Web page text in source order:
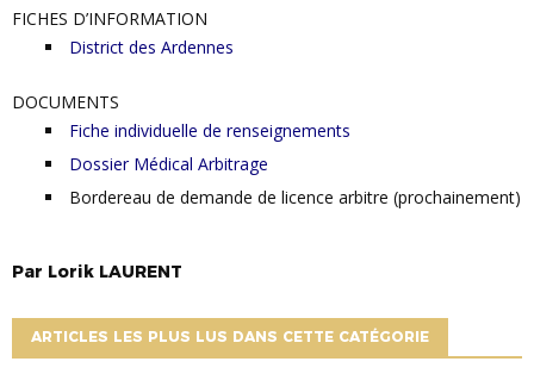
FICHES D’INFORMATION
District des Ardennes
DOCUMENTS
Fiche individuelle de renseignements
Dossier Médical Arbitrage
Bordereau de demande de licence arbitre (prochainement)
Par Lorik LAURENT
ARTICLES LES PLUS LUS DANS CETTE CATÉGORIE